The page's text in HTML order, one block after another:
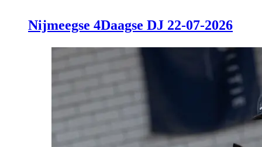
Nijmeegse 4Daagse DJ 22-07-2026